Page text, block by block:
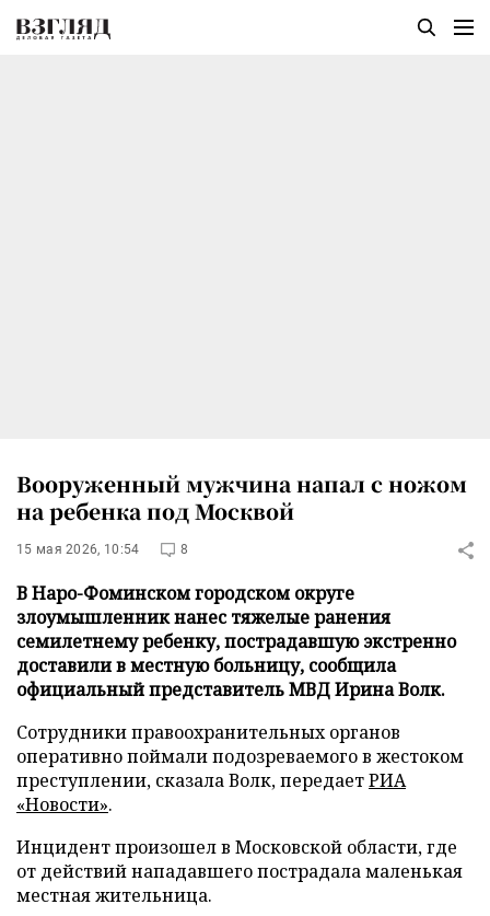
Вооруженный мужчина напал с ножом
на ребенка под Москвой
15 мая 2026, 10:54 8
В Наро-Фоминском городском округе
злоумышленник нанес тяжелые ранения
семилетнему ребенку, пострадавшую экстренно
доставили в местную больницу, сообщила
официальный представитель МВД Ирина Волк.
Сотрудники правоохранительных органов
оперативно поймали подозреваемого в жестоком
преступлении, сказала Волк, передаетРИА
«Новости».
Инцидент произошел в Московской области, где
от действий нападавшего пострадала маленькая
местная жительница.